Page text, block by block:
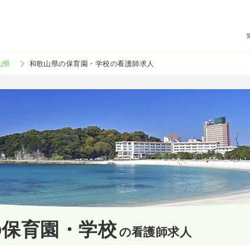
県 和歌山県の保育園・学校の看護師求人
育園・学校の看護師求人